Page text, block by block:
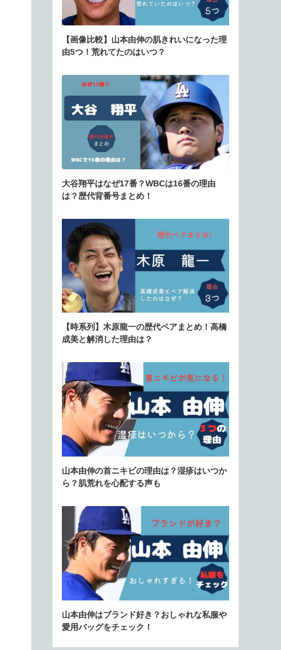
【画像比較】山本由伸の肌きれいになった理
由5つ！荒れてたのはいつ？
大谷翔平はなぜ17番？WBCは16番の理由
は？歴代背番号まとめ！
【時系列】木原龍一の歴代ペアまとめ！高橋
成美と解消した理由は？
山本由伸の首ニキビの理由は？湿疹はいつか
ら？肌荒れを心配する声も
山本由伸はブランド好き？おしゃれな私服や
愛用バッグをチェック！